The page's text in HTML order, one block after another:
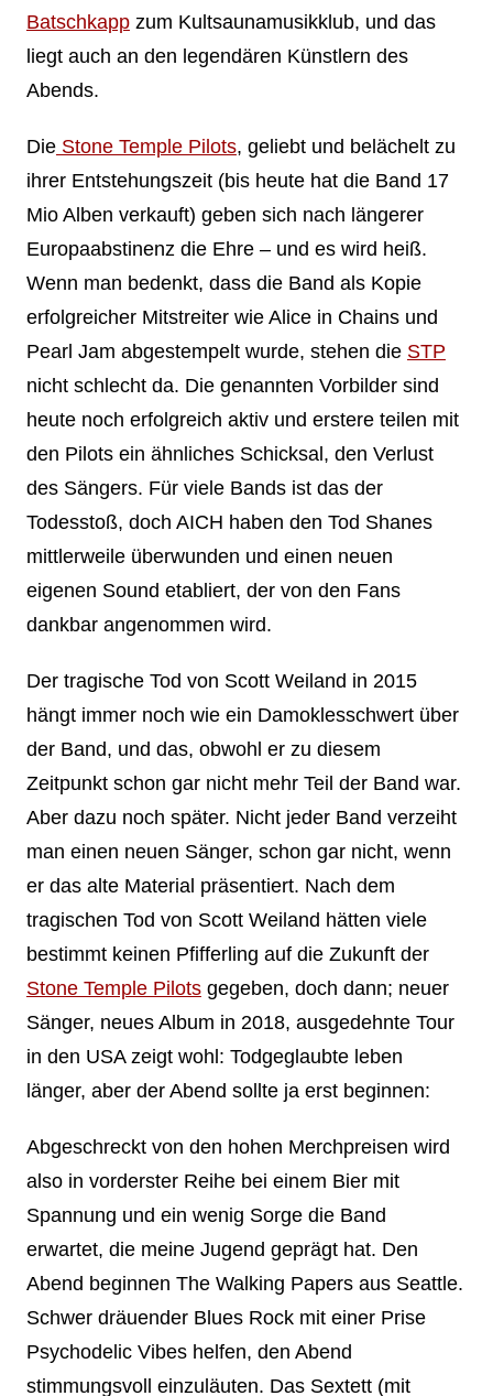
Batschkappzum Kultsaunamusikklub, und das
liegt auch an den legendären Künstlern des
Abends.
DieStone Temple Pilots, geliebt und belächelt zu
ihrer Entstehungszeit (bis heute hat die Band 17
Mio Alben verkauft) geben sich nach längerer
Europaabstinenz die Ehre – und es wird heiß.
Wenn man bedenkt, dass die Band als Kopie
erfolgreicher Mitstreiter wie Alice in Chains und
Pearl Jam abgestempelt wurde, stehen die STP
nicht schlecht da. Die genannten Vorbilder sind
heute noch erfolgreich aktiv und erstere teilen mit
den Pilots ein ähnliches Schicksal, den Verlust
des Sängers. Für viele Bands ist das der
Todesstoß, doch AICH haben den Tod Shanes
mittlerweile überwunden und einen neuen
eigenen Sound etabliert, der von den Fans
dankbar angenommen wird.
Der tragische Tod von Scott Weiland in 2015
hängt immer noch wie ein Damoklesschwert über
der Band, und das, obwohl er zu diesem
Zeitpunkt schon gar nicht mehr Teil der Band war.
Aber dazu noch später. Nicht jeder Band verzeiht
man einen neuen Sänger, schon gar nicht, wenn
er das alte Material präsentiert. Nach dem
tragischen Tod von Scott Weiland hätten viele
bestimmt keinen Pfifferling auf die Zukunft der
Stone Temple Pilotsgegeben, doch dann; neuer
Sänger, neues Album in 2018, ausgedehnte Tour
in den USA zeigt wohl: Todgeglaubte leben
länger, aber der Abend sollte ja erst beginnen:
Abgeschreckt von den hohen Merchpreisen wird
also in vorderster Reihe bei einem Bier mit
Spannung und ein wenig Sorge die Band
erwartet, die meine Jugend geprägt hat. Den
Abend beginnen The Walking Papers aus Seattle.
Schwer dräuender Blues Rock mit einer Prise
Psychodelic Vibes helfen, den Abend
stimmungsvoll einzuläuten. Das Sextett (mit